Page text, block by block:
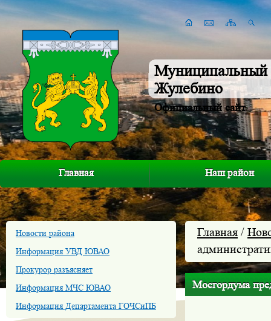
Муниципальный
Жулебино
Официальный сайт
Главная Наш район
Новости района
Информация УВД ЮВАО
Прокурор разъясняет
Информация МЧС ЮВАО
Информация Департамента ГОЧСиПБ
Главная /
Мосгордума